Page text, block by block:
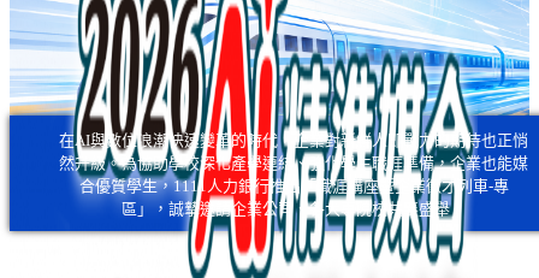
在AI與數位浪潮快速變革的時代，企業對新鮮人即戰力的期待也正悄
然升級。為協助學校深化產學連結、強化學生職涯準備，企業也能媒
合優質學生，1111人力銀行推出「職涯講座暨企業徵才列車-專
區」，誠摯邀請企業公司、各大專院校共襄盛舉！